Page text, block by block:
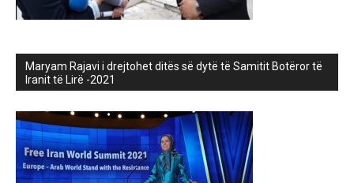
Maryam Rajavi i drejtohet ditës së dytë të Samitit Botëror të
Iranit të Lirë -2021